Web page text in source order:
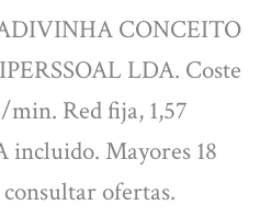
CONCEITO
LDA. Coste
Red fija, 1,57
Mayores 18
ofertas.